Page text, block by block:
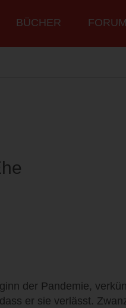
BÜCHER FORUM
der Pandemie,
er sie verlässt.